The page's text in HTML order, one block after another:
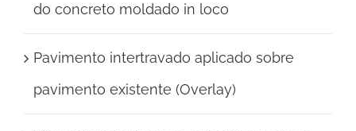
do concreto moldado in loco
Pavimento intertravado aplicado sobre
pavimento existente (Overlay)